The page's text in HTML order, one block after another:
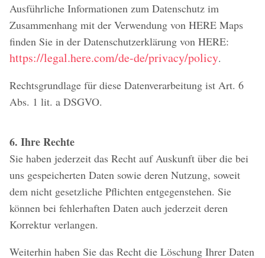
Ausführliche Informationen zum Datenschutz im
Zusammenhang mit der Verwendung von HERE Maps
finden Sie in der Datenschutzerklärung von HERE:
https://legal.here.com/de-de/privacy/policy.
Rechtsgrundlage für diese Datenverarbeitung ist Art. 6
Abs. 1 lit. a DSGVO.
6. Ihre Rechte
Sie haben jederzeit das Recht auf Auskunft über die bei
uns gespeicherten Daten sowie deren Nutzung, soweit
dem nicht gesetzliche Pflichten entgegenstehen. Sie
können bei fehlerhaften Daten auch jederzeit deren
Korrektur verlangen.
Weiterhin haben Sie das Recht die Löschung Ihrer Daten